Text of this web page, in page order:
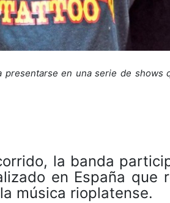
presentarse en una serie de
la banda
en España que
música rioplatense.